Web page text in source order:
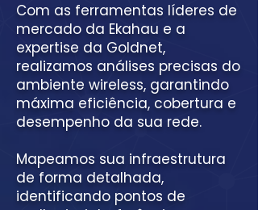
Com as ferramentas líderes de
mercado da Ekahau e a
expertise da Goldnet,
realizamos análises precisas do
ambiente wireless, garantindo
máxima eficiência, cobertura e
desempenho da sua rede.
Mapeamos sua infraestrutura
de forma detalhada,
identificando pontos de